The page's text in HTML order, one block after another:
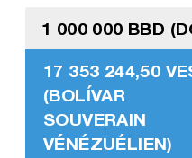
1 000 000 BBD
17 353 244,50
(BOLÍVAR
SOUVERAIN
VÉNÉZUÉLIEN)